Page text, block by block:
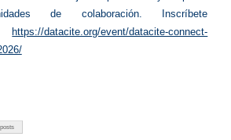
de colaboración. Inscríbete
https://datacite.org/event/datacite-connect-